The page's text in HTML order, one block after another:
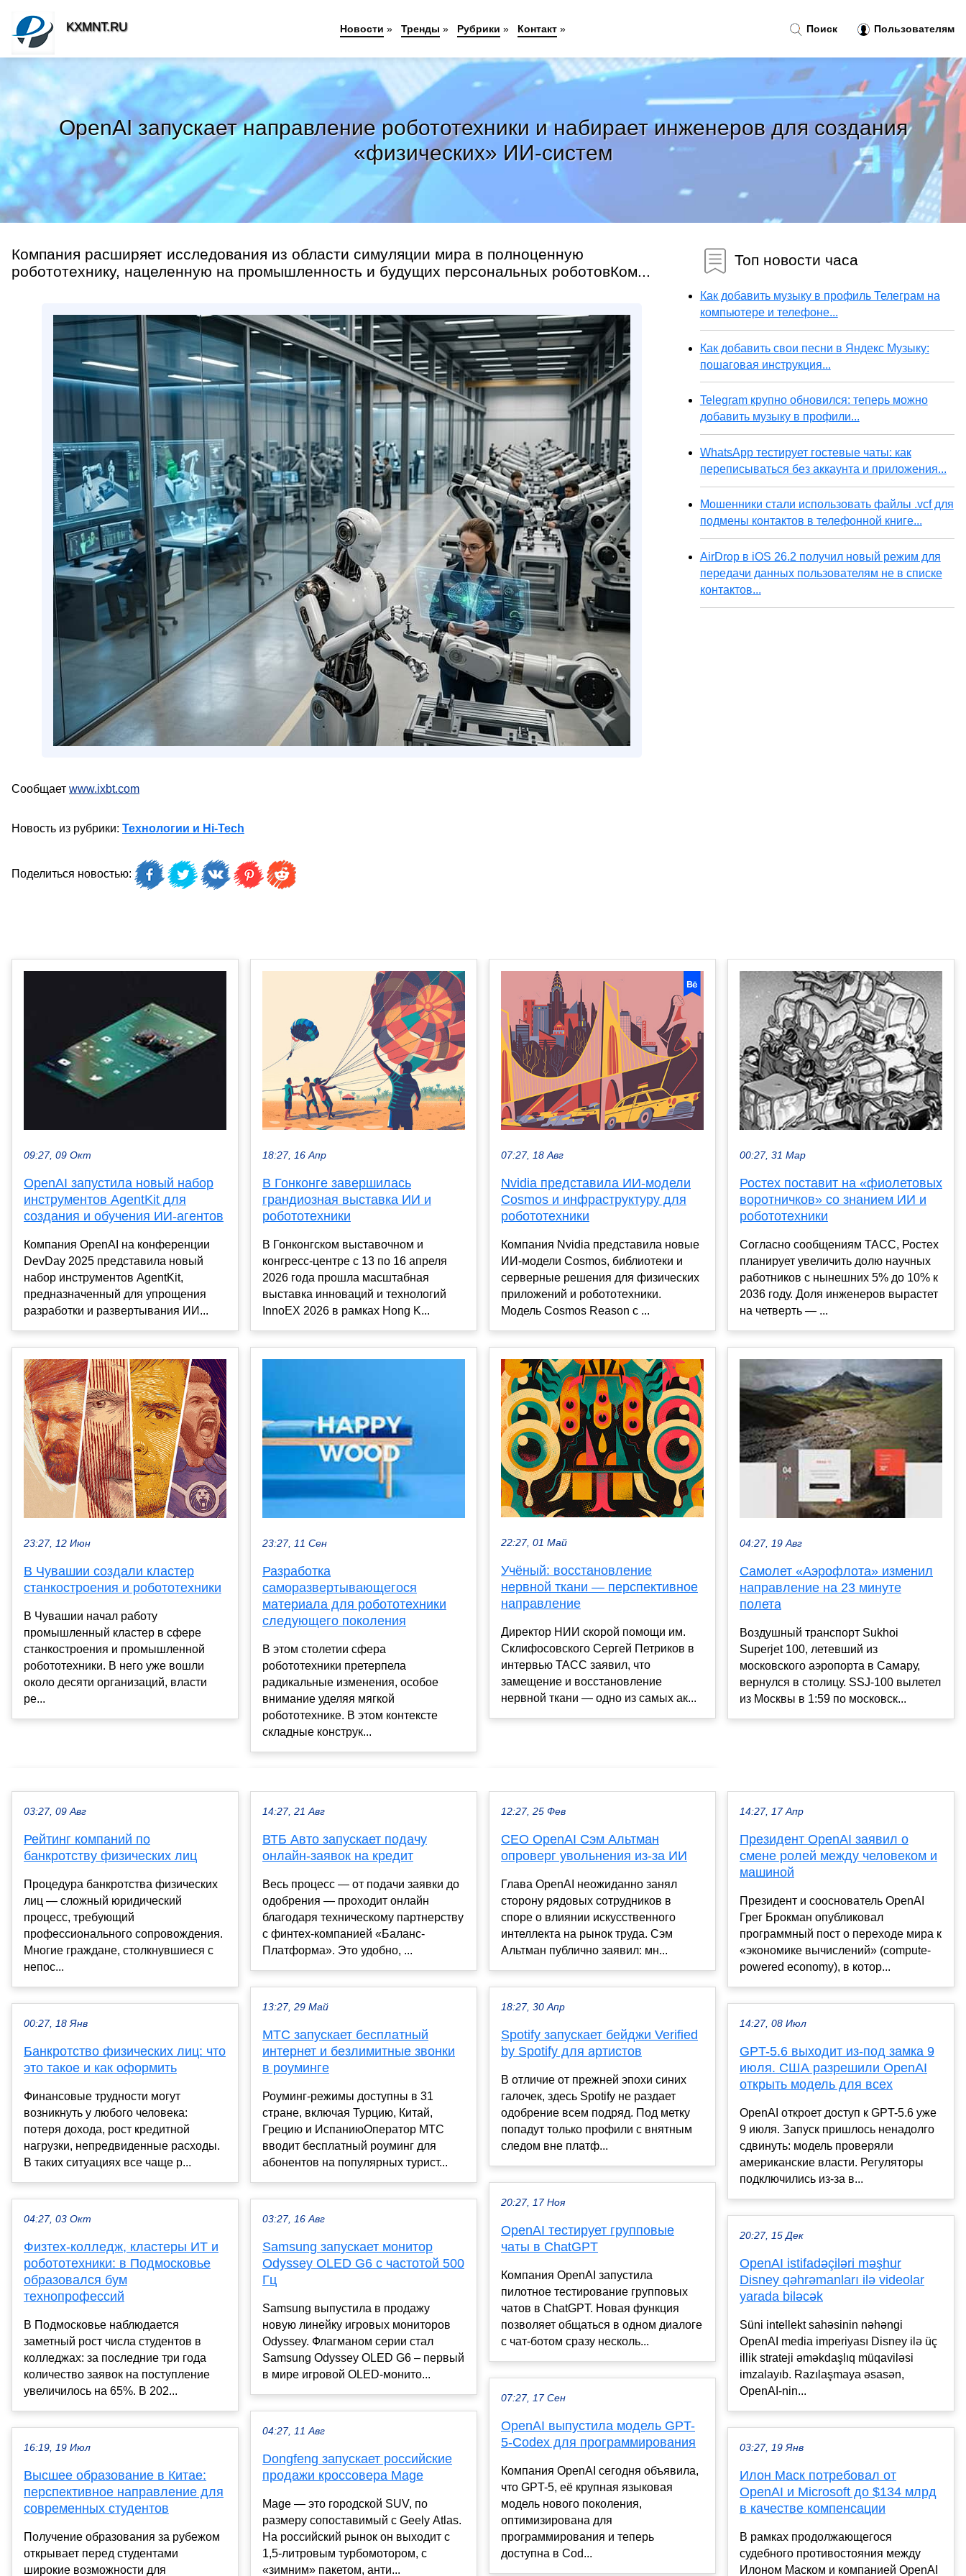
OpenAI запускает направление робототехники и набирает инженеров для создания
«физических» ИИ-систем
Компания расширяет исследования из области симуляции мира в полноценную
робототехнику, нацеленную на промышленность и будущих персональных роботовКом...
Сообщает www.ixbt.com
Новость из рубрики: Технологии и Hi-Tech
Поделиться новостью:
Топ новости часа
Как добавить музыку в профиль Телеграм на
компьютере и телефоне...
Как добавить свои песни в Яндекс Музыку:
пошаговая инструкция...
Telegram крупно обновился: теперь можно
добавить музыку в профили...
WhatsApp тестирует гостевые чаты: как
переписываться без аккаунта и приложения...
Мошенники стали использовать файлы .vcf для
подмены контактов в телефонной книге...
AirDrop в iOS 26.2 получил новый режим для
передачи данных пользователям не в списке
контактов...
09:27, 09 Окт
OpenAI запустила новый набор
инструментов AgentKit для
создания и обучения ИИ-агентов
Компания OpenAI на конференции
DevDay 2025 представила новый
набор инструментов AgentKit,
предназначенный для упрощения
разработки и развертывания ИИ...
23:27, 12 Июн
В Чувашии создали кластер
станкостроения и робототехники
В Чувашии начал работу
промышленный кластер в сфере
станкостроения и промышленной
робототехники. В него уже вошли
около десяти организаций, власти
ре...
18:27, 16 Апр
В Гонконге завершилась
грандиозная выставка ИИ и
робототехники
В Гонконгском выставочном и
конгресс-центре с 13 по 16 апреля
2026 года прошла масштабная
выставка инноваций и технологий
InnoEX 2026 в рамках Hong K...
23:27, 11 Сен
Разработка
саморазвертывающегося
материала для робототехники
следующего поколения
В этом столетии сфера
робототехники претерпела
радикальные изменения, особое
внимание уделяя мягкой
робототехнике. В этом контексте
складные конструк...
07:27, 18 Авг
Nvidia представила ИИ-модели
Cosmos и инфраструктуру для
робототехники
Компания Nvidia представила новые
ИИ-модели Cosmos, библиотеки и
серверные решения для физических
приложений и робототехники.
Модель Cosmos Reason с ...
22:27, 01 Май
Учёный: восстановление
нервной ткани — перспективное
направление
Директор НИИ скорой помощи им.
Склифосовского Сергей Петриков в
интервью ТАСС заявил, что
замещение и восстановление
нервной ткани — одно из самых ак...
00:27, 31 Мар
Ростех поставит на «фиолетовых
воротничков» со знанием ИИ и
робототехники
Согласно сообщениям ТАСС, Ростех
планирует увеличить долю научных
работников с нынешних 5% до 10% к
2036 году. Доля инженеров вырастет
на четверть — ...
04:27, 19 Авг
Самолет «Аэрофлота» изменил
направление на 23 минуте
полета
Воздушный транспорт Sukhoi
Superjet 100, летевший из
московского аэропорта в Самару,
вернулся в столицу. SSJ-100 вылетел
из Москвы в 1:59 по московск...
03:27, 09 Авг
Рейтинг компаний по
банкротству физических лиц
Процедура банкротства физических
лиц — сложный юридический
процесс, требующий
профессионального сопровождения.
Многие граждане, столкнувшиеся с
непос...
00:27, 18 Янв
Банкротство физических лиц: что
это такое и как оформить
Финансовые трудности могут
возникнуть у любого человека:
потеря дохода, рост кредитной
нагрузки, непредвиденные расходы.
В таких ситуациях все чаще р...
04:27, 03 Окт
Физтех-колледж, кластеры ИТ и
робототехники: в Подмосковье
образовался бум
технопрофессий
В Подмосковье наблюдается
заметный рост числа студентов в
колледжах: за последние три года
количество заявок на поступление
увеличилось на 65%. В 202...
16:19, 19 Июл
Высшее образование в Китае:
перспективное направление для
современных студентов
Получение образования за рубежом
открывает перед студентами
широкие возможности для
14:27, 21 Авг
ВТБ Авто запускает подачу
онлайн-заявок на кредит
Весь процесс — от подачи заявки до
одобрения — проходит онлайн
благодаря техническому партнерству
с финтех-компанией «Баланс-
Платформа». Это удобно, ...
13:27, 29 Май
МТС запускает бесплатный
интернет и безлимитные звонки
в роуминге
Роуминг-режимы доступны в 31
стране, включая Турцию, Китай,
Грецию и ИспаниюОператор МТС
вводит бесплатный роуминг для
абонентов на популярных турист...
03:27, 16 Авг
Samsung запускает монитор
Odyssey OLED G6 с частотой 500
Гц
Samsung выпустила в продажу
новую линейку игровых мониторов
Odyssey. Флагманом серии стал
Samsung Odyssey OLED G6 – первый
в мире игровой OLED-монито...
04:27, 11 Авг
Dongfeng запускает российские
продажи кроссовера Mage
Mage — это городской SUV, по
размеру сопоставимый с Geely Atlas.
На российский рынок он выходит с
1,5-литровым турбомотором, с
«зимним» пакетом, анти...
12:27, 25 Фев
CEO OpenAI Сэм Альтман
опроверг увольнения из-за ИИ
Глава OpenAI неожиданно занял
сторону рядовых сотрудников в
споре о влиянии искусственного
интеллекта на рынок труда. Сэм
Альтман публично заявил: мн...
18:27, 30 Апр
Spotify запускает бейджи Verified
by Spotify для артистов
В отличие от прежней эпохи синих
галочек, здесь Spotify не раздает
одобрение всем подряд. Под метку
попадут только профили с внятным
следом вне платф...
20:27, 17 Ноя
OpenAI тестирует групповые
чаты в ChatGPT
Компания OpenAI запустила
пилотное тестирование групповых
чатов в ChatGPT. Новая функция
позволяет общаться в одном диалоге
с чат-ботом сразу несколь...
07:27, 17 Сен
OpenAI выпустила модель GPT-
5-Codex для программирования
Компания OpenAI сегодня объявила,
что GPT-5, её крупная языковая
модель нового поколения,
оптимизирована для
программирования и теперь
доступна в Cod...
14:27, 17 Апр
Президент OpenAI заявил о
смене ролей между человеком и
машиной
Президент и сооснователь OpenAI
Грег Брокман опубликовал
программный пост о переходе мира к
«экономике вычислений» (compute-
powered economy), в котор...
14:27, 08 Июл
GPT-5.6 выходит из-под замка 9
июля. США разрешили OpenAI
открыть модель для всех
OpenAI откроет доступ к GPT-5.6 уже
9 июля. Запуск пришлось ненадолго
сдвинуть: модель проверяли
американские власти. Регуляторы
подключились из-за в...
20:27, 15 Дек
OpenAI istifadəçiləri məşhur
Disney qəhrəmanları ilə videolar
yarada biləcək
Süni intellekt sahəsinin nəhəngi
OpenAI media imperiyası Disney ilə üç
illik strateji əməkdaşlıq müqaviləsi
imzalayıb. Razılaşmaya əsasən,
OpenAI-nin...
03:27, 19 Янв
Илон Маск потребовал от
OpenAI и Microsoft до $134 млрд
в качестве компенсации
В рамках продолжающегося
судебного противостояния между
Илоном Маском и компанией OpenAI
Поиск Пользователям
KXMNT.RU Новости » Тренды » Рубрики » Контакт»